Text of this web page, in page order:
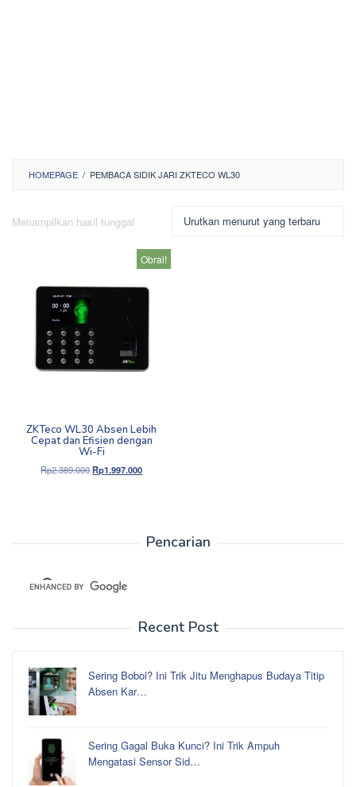
HOMEPAGE / PEMBACA SIDIK JARI ZKTECO WL30
Menampilkan hasil tunggal
Obral!
ZKTeco WL30 Absen Lebih
Cepat dan Efisien dengan
Wi-Fi
Rp2.389.000Harga
Rp1.997.000Harga
Pencarian
Recent Post
Sering Bobol? Ini Trik Jitu Menghapus Budaya Titip
Absen Kar…
Sering Gagal Buka Kunci? Ini Trik Ampuh
Mengatasi Sensor Sid…